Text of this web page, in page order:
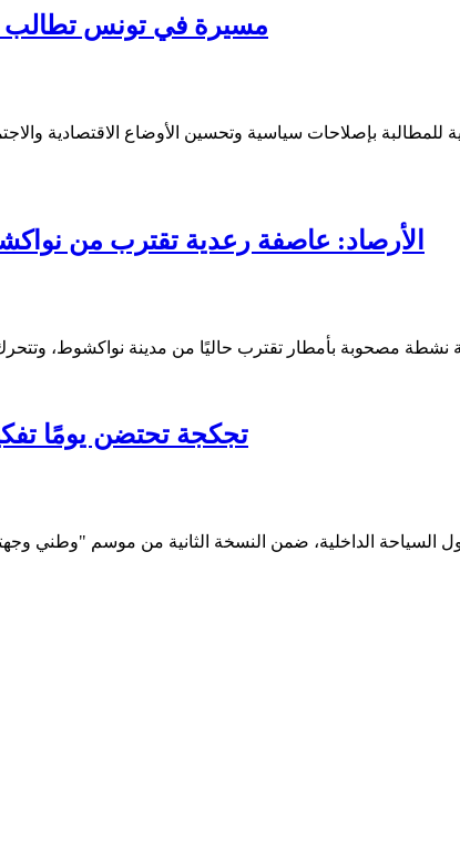
مسيرة في تونس تطالب
الأرصاد: عاصفة رعدية تقترب من
تجكجة تحتضن يومًا
السياحة الداخلية، ضمن النسخة الثانية من موسم "وطني